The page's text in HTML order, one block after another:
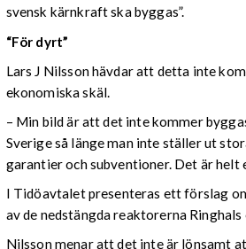
svensk kärnkraft ska byggas”.
“För dyrt”
Lars J Nilsson hävdar att detta inte
ekonomiska skäl.
– Min bild är att det inte kommer
Sverige så länge man inte ställer ut
garantier och subventioner. Det är helt
I Tidöavtalet presenteras ett förslag
av de nedstängda reaktorerna
Nilsson menar att det inte är lönsamt